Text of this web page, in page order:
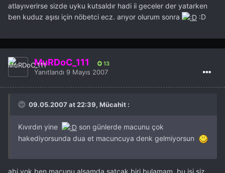
atlayıverirse sizde uyku kutsaldır hadi ii geceler der yatarken
ben kuduz aşısı için nöbetci ecz. arıyor olurum sonra
:D
MuRDoC_111 13
Yanıtlandı 9 Mayıs 2007
09.05.2007 at 22:39, Mücahit :
Kıvırdın yine
son günlerde macunu çok
hakediyorsunda dua et macuncuya denk gelmiyorsun